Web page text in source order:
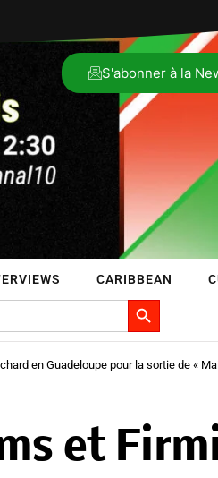
S'abonner à la
CARIBBEAN
Search Button
en Guadeloupe pour la sortie de «
et